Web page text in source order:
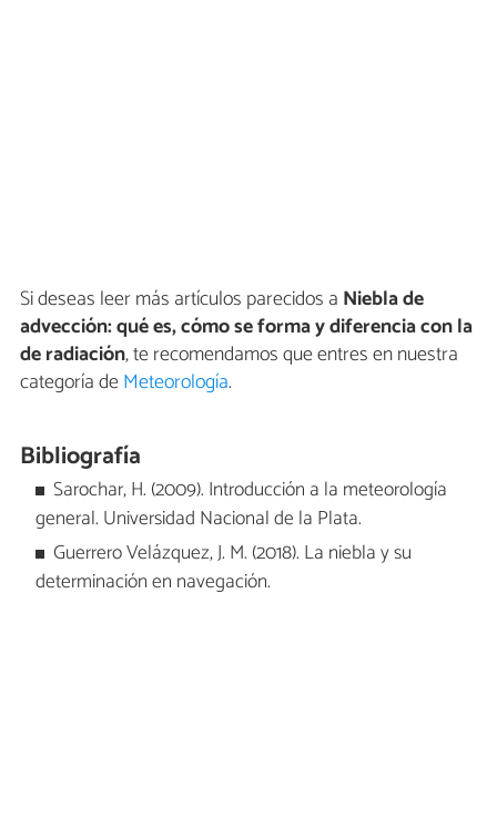
Si deseas leer más artículos parecidos a Niebla de
advección: qué es, cómo se forma y diferencia con la
de radiación, te recomendamos que entres en nuestra
categoría deMeteorología.
Bibliografía
Sarochar, H. (2009). Introducción a la meteorología
general. Universidad Nacional de la Plata.
Guerrero Velázquez, J. M. (2018). La niebla y su
determinación en navegación.